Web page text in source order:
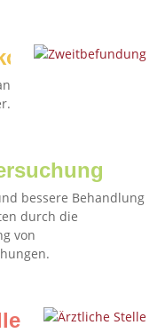
bessere Behandlung
durch die
von